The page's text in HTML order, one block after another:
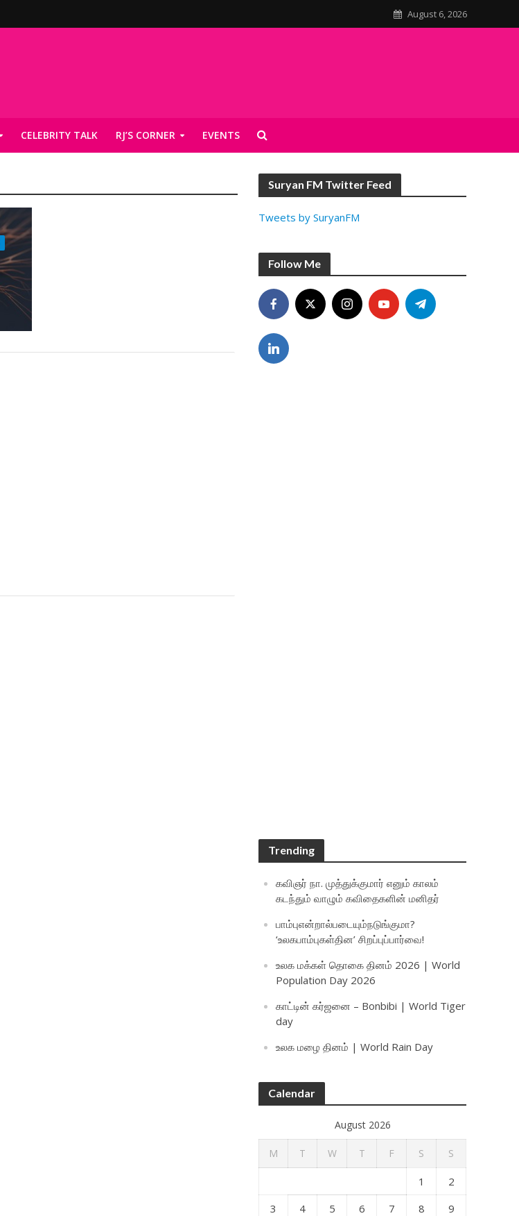
August 6, 2026
CELEBRITY TALK RJ’S CORNER EVENTS
Suryan FM Twitter Feed
Tweets by SuryanFM
Follow Me
Trending
கவிஞர் நா. முத்துக்குமார் எனும் காலம்
கடந்தும் வாழும் கவிதைகளின் மனிதர்
பாம்புஎன்றால்படையும்நடுங்குமா?
‘உலகபாம்புகள்தின’ சிறப்புப்பார்வை!
உலக மக்கள் தொகை தினம் 2026 | World
Population Day 2026
காட்டின் கர்ஜனை – Bonbibi | World Tiger
day
உலக மழை தினம் | World Rain Day
Calendar
August 2026
M T W T F S S
1
2
3
4 5 6 7 8
9